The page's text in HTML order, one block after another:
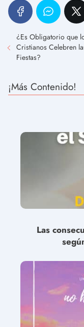
¿Es Obligatorio que
Cristianos Celebren
Fiestas?
¡Más Contenido!
Las